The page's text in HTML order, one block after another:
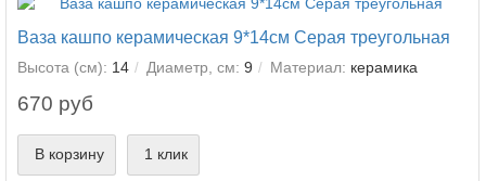
Ваза кашпо керамическая 9*14см Серая треугольная
Высота (см): 14 Диаметр, см: 9 Материал: керамика
670 руб
В корзину 1 клик